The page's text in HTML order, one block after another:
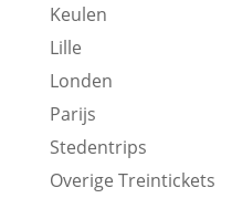
Keulen
Lille
Londen
Parijs
Stedentrips
Overige Treintickets